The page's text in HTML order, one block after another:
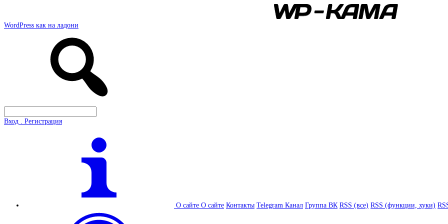
WordPress как на ладони
Вход . Регистрация
О сайте О сайте Контакты Telegram Канал Группа ВК RSS (все) RSS (функции, хуки)